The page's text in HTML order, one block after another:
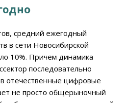
средний ежегодный
в сети Новосибирской
10%. Причем динамика
последовательно
отечественные цифровые
не просто общерыночный